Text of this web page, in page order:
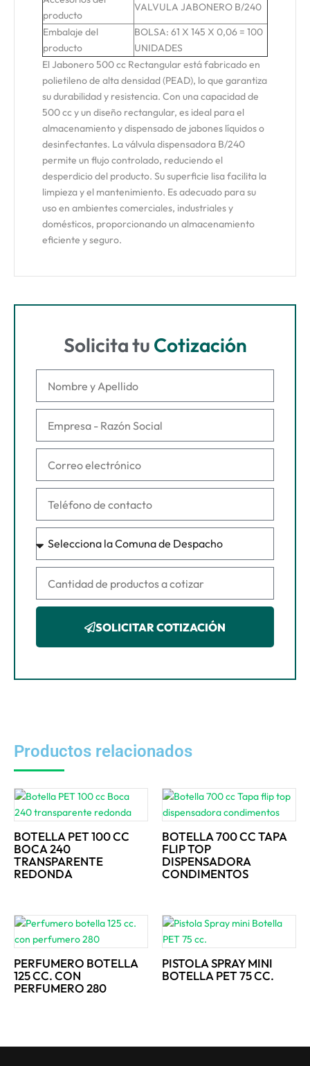
producto
VALVULA JABONERO B/240
Embalaje del
producto
BOLSA: 61 X 145 X 0,06 = 100
UNIDADES
El Jabonero 500 cc Rectangular está fabricado en
polietileno de alta densidad (PEAD), lo que garantiza
su durabilidad y resistencia. Con una capacidad de
500 cc y un diseño rectangular, es ideal para el
almacenamiento y dispensado de jabones líquidos o
desinfectantes. La válvula dispensadora B/240
permite un flujo controlado, reduciendo el
desperdicio del producto. Su superficie lisa facilita la
limpieza y el mantenimiento. Es adecuado para su
uso en ambientes comerciales, industriales y
domésticos, proporcionando un almacenamiento
eficiente y seguro.
Solicita tu Cotización
SOLICITAR COTIZACIÓN
Productos relacionados
BOTELLA PET 100 CC
BOCA 240
TRANSPARENTE
REDONDA
BOTELLA 700 CC TAPA
FLIP TOP
DISPENSADORA
CONDIMENTOS
PERFUMERO BOTELLA
125 CC. CON
PERFUMERO 280
PISTOLA SPRAY MINI
BOTELLA PET 75 CC.